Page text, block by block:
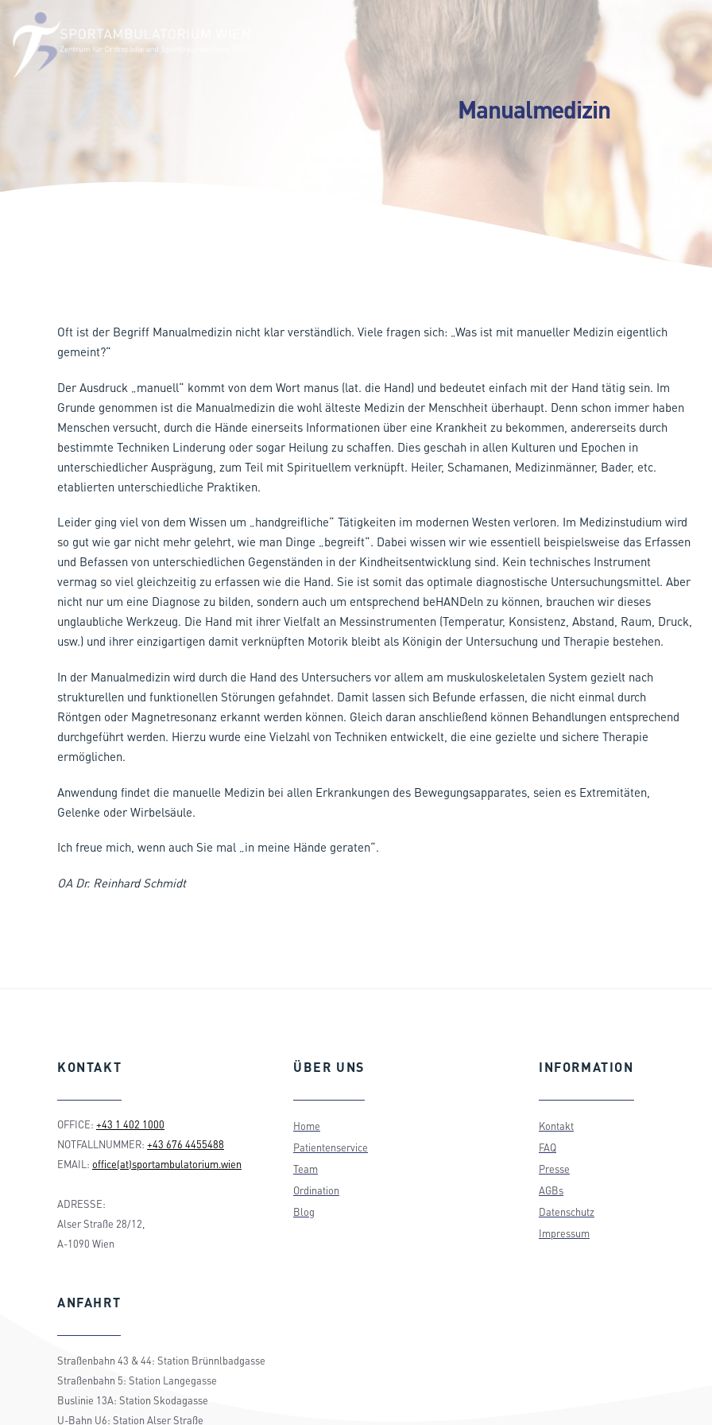
Manualmedizin
Oft ist der Begriff Manualmedizin nicht klar verständlich. Viele fragen sich: „Was ist mit manueller Medizin eigentlich
gemeint?“
Der Ausdruck „manuell“ kommt von dem Wort manus (lat. die Hand) und bedeutet einfach mit der Hand tätig sein. Im
Grunde genommen ist die Manualmedizin die wohl älteste Medizin der Menschheit überhaupt. Denn schon immer haben
Menschen versucht, durch die Hände einerseits Informationen über eine Krankheit zu bekommen, andererseits durch
bestimmte Techniken Linderung oder sogar Heilung zu schaffen. Dies geschah in allen Kulturen und Epochen in
unterschiedlicher Ausprägung, zum Teil mit Spirituellem verknüpft. Heiler, Schamanen, Medizinmänner, Bader, etc.
etablierten unterschiedliche Praktiken.
Leider ging viel von dem Wissen um „handgreifliche“ Tätigkeiten im modernen Westen verloren. Im Medizinstudium wird
so gut wie gar nicht mehr gelehrt, wie man Dinge „begreift“. Dabei wissen wir wie essentiell beispielsweise das Erfassen
und Befassen von unterschiedlichen Gegenständen in der Kindheitsentwicklung sind. Kein technisches Instrument
vermag so viel gleichzeitig zu erfassen wie die Hand. Sie ist somit das optimale diagnostische Untersuchungsmittel. Aber
nicht nur um eine Diagnose zu bilden, sondern auch um entsprechend beHANDeln zu können, brauchen wir dieses
unglaubliche Werkzeug. Die Hand mit ihrer Vielfalt an Messinstrumenten (Temperatur, Konsistenz, Abstand, Raum, Druck,
usw.) und ihrer einzigartigen damit verknüpften Motorik bleibt als Königin der Untersuchung und Therapie bestehen.
In der Manualmedizin wird durch die Hand des Untersuchers vor allem am muskuloskeletalen System gezielt nach
strukturellen und funktionellen Störungen gefahndet. Damit lassen sich Befunde erfassen, die nicht einmal durch
Röntgen oder Magnetresonanz erkannt werden können. Gleich daran anschließend können Behandlungen entsprechend
durchgeführt werden. Hierzu wurde eine Vielzahl von Techniken entwickelt, die eine gezielte und sichere Therapie
ermöglichen.
Anwendung findet die manuelle Medizin bei allen Erkrankungen des Bewegungsapparates, seien es Extremitäten,
Gelenke oder Wirbelsäule.
Ich freue mich, wenn auch Sie mal „in meine Hände geraten“.
OA Dr. Reinhard Schmidt
KONTAKT
OFFICE: +43 1 402 1000
NOTFALLNUMMER: +43 676 4455488
EMAIL: office(at)sportambulatorium.wien
ADRESSE:
Alser Straße 28/12,
A-1090 Wien
ANFAHRT
Straßenbahn 43 & 44: Station Brünnlbadgasse
Straßenbahn 5: Station Langegasse
Buslinie 13A: Station Skodagasse
U-Bahn U6: Station Alser Straße
ÜBER UNS
Home
Patientenservice
Team
Ordination
Blog
INFORMATION
Kontakt
FAQ
Presse
AGBs
Datenschutz
Impressum